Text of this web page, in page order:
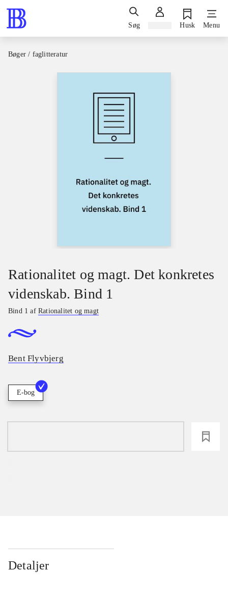
Søg Husk Menu
Bøger / faglitteratur
Rationalitet og magt. Det konkretes
videnskab. Bind 1
Bind 1 afRationalitet og magt
Bent Flyvbjerg
E-bog
Detaljer